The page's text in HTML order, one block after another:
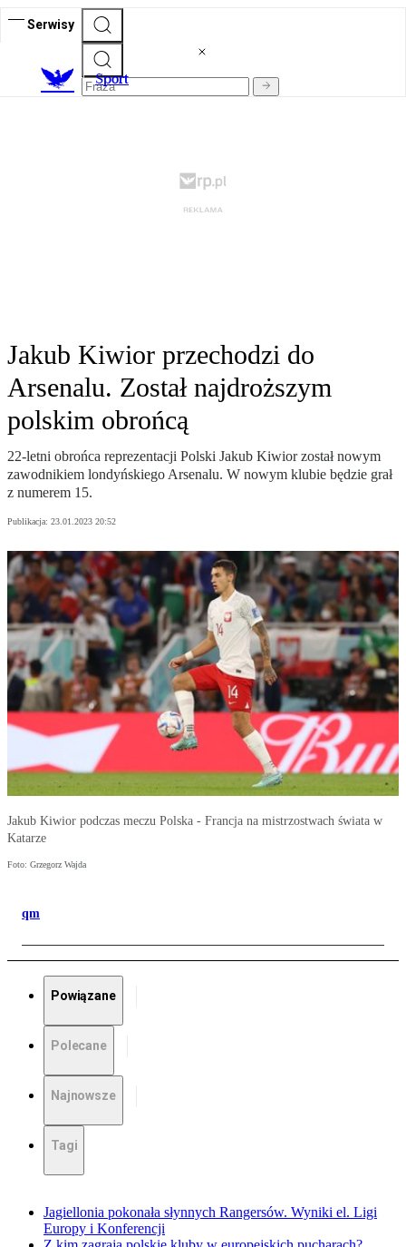
Serwisy
Sport
Jakub Kiwior przechodzi do
Arsenalu. Został najdroższym
polskim obrońcą
22-letni obrońca reprezentacji Polski Jakub Kiwior został nowym
zawodnikiem londyńskiego Arsenalu. W nowym klubie będzie grał
z numerem 15.
Publikacja: 23.01.2023 20:52
Jakub Kiwior podczas meczu Polska - Francja na mistrzostwach świata w
Katarze
Foto: Grzegorz Wajda
qm
Powiązane
Polecane
Najnowsze
Tagi
Jagiellonia pokonała słynnych Rangersów. Wyniki el. Ligi
Europy i Konferencji